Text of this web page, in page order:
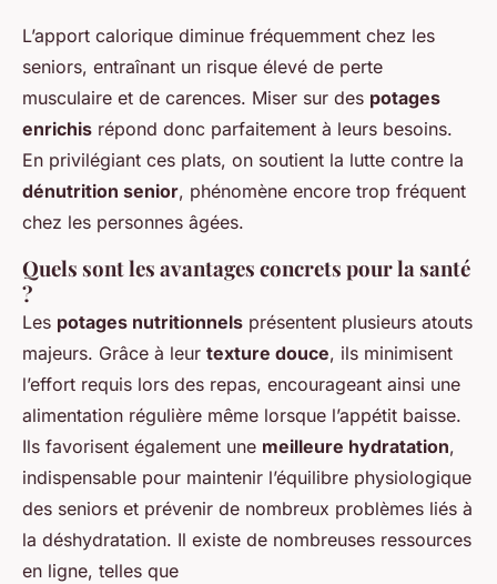
L’apport calorique diminue fréquemment chez les
seniors, entraînant un risque élevé de perte
musculaire et de carences. Miser sur des potages
enrichis répond donc parfaitement à leurs besoins.
En privilégiant ces plats, on soutient la lutte contre la
dénutrition senior, phénomène encore trop fréquent
chez les personnes âgées.
Quels sont les avantages concrets pour la santé
?
Les potages nutritionnels présentent plusieurs atouts
majeurs. Grâce à leur texture douce, ils minimisent
l’effort requis lors des repas, encourageant ainsi une
alimentation régulière même lorsque l’appétit baisse.
Ils favorisent également une meilleure hydratation,
indispensable pour maintenir l’équilibre physiologique
des seniors et prévenir de nombreux problèmes liés à
la déshydratation. Il existe de nombreuses ressources
en ligne, telles que